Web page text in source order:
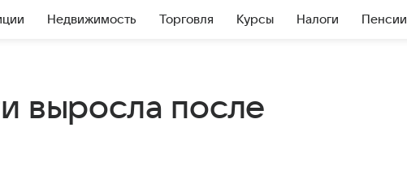
Недвижимость Торговля Курсы Налоги Пенсии
выросла после